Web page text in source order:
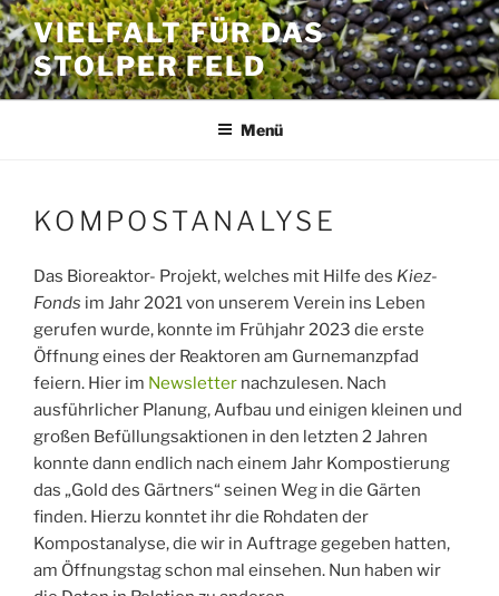
Zum
Inhalt
springen
VIELFALT FÜR DAS
STOLPER FELD
Menü
KOMPOSTANALYSE
Das Bioreaktor- Projekt, welches mit Hilfe des Kiez-
Fonds im Jahr 2021 von unserem Verein ins Leben
gerufen wurde, konnte im Frühjahr 2023 die erste
Öffnung eines der Reaktoren am Gurnemanzpfad
feiern. Hier im Newsletter nachzulesen. Nach
ausführlicher Planung, Aufbau und einigen kleinen und
großen Befüllungsaktionen in den letzten 2 Jahren
konnte dann endlich nach einem Jahr Kompostierung
das „Gold des Gärtners“ seinen Weg in die Gärten
finden. Hierzu konntet ihr die Rohdaten der
Kompostanalyse, die wir in Auftrage gegeben hatten,
am Öffnungstag schon mal einsehen. Nun haben wir